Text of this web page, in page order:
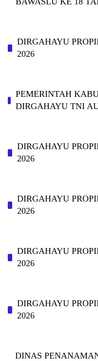
DIRGAHAYU
2026
PEMERINTAH
DIRGAHAYU TNI
DIRGAHAYU
2026
DIRGAHAYU
2026
DIRGAHAYU
2026
DIRGAHAYU
2026
DINAS